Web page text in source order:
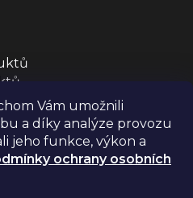
Vám umožnili
a díky analýze provozu
jeho funkce, výkon a
ochrany osobních